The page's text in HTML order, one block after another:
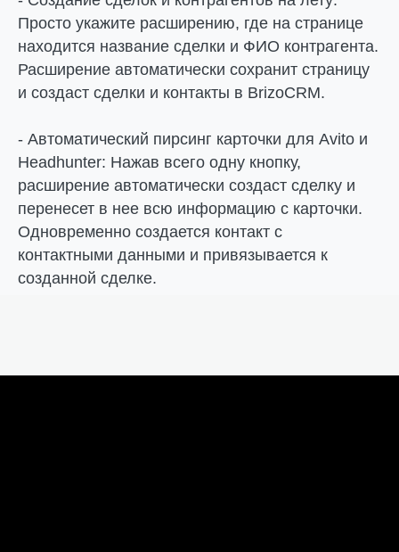
Просто укажите расширению, где на странице
находится название сделки и ФИО контрагента.
Расширение автоматически сохранит страницу
и создаст сделки и контакты в BrizoCRM.
- Автоматический пирсинг карточки для Avito и
Headhunter: Нажав всего одну кнопку,
расширение автоматически создаст сделку и
перенесет в нее всю информацию с карточки.
Одновременно создается контакт с
контактными данными и привязывается к
созданной сделке.